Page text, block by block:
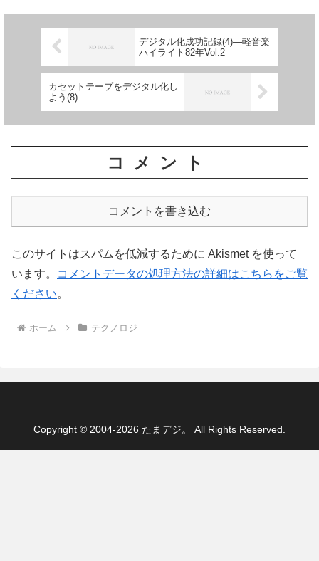
デジタル化成功記録(4)―軽音楽
ハイライト82年Vol.2
カセットテープをデジタル化し
よう(8)
コメント
コメントを書き込む
このサイトはスパムを低減するために Akismet を使って
います。
コメントデータの処理方法の詳細はこちらをご覧
ください。
ホーム テクノロジ
Copyright © 2004-2026 たまデジ。 All Rights Reserved.